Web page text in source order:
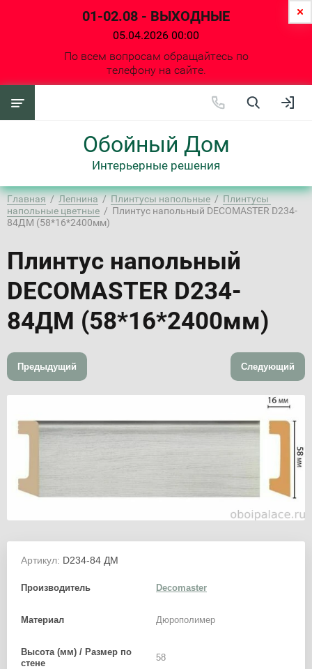
01-02.08 - ВЫХОДНЫЕ
05.04.2026 00:00
По всем вопросам обращайтесь по
телефону на сайте.
Обойный Дом
Интерьерные решения
Главная
  /
Лепнина
  /
Плинтусы напольные
  /
Плинтусы
напольные цветные
  /  Плинтус напольный DECOMASTER D234-
84ДМ (58*16*2400мм)
Плинтус напольный
DECOMASTER D234-
84ДМ (58*16*2400мм)
Предыдущий Следующий
Артикул: D234-84 ДМ
Производитель Decomaster
Материал Дюрополимер
Высота (мм) / Размер по
стене
58